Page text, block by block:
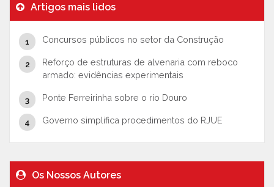
Artigos mais lidos
Concursos públicos no setor da Construção
Reforço de estruturas de alvenaria com reboco
armado: evidências experimentais
Ponte Ferreirinha sobre o rio Douro
Governo simplifica procedimentos do RJUE
Os Nossos Autores